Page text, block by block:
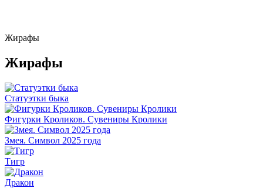
Жирафы
Жирафы
Статуэтки быка
Фигурки Кроликов. Сувениры Кролики
Змея. Символ 2025 года
Тигр
Дракон